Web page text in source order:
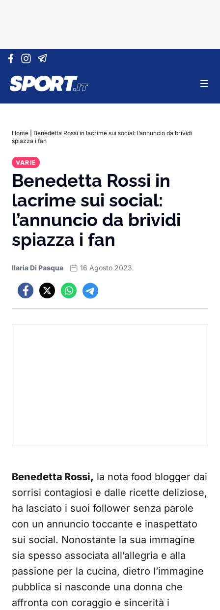
Vai al contenuto
Home
Benedetta Rossi in lacrime sui social: l’annuncio da brividi
spiazza i fan
VARIE
Benedetta Rossi in
lacrime sui social:
l’annuncio da brividi
spiazza i fan
Ilaria Di Pasqua 16 Agosto 2023
Benedetta Rossi, la nota food blogger dai
sorrisi contagiosi e dalle ricette deliziose,
ha lasciato i suoi follower senza parole
con un annuncio toccante e inaspettato
sui social. Nonostante la sua immagine
sia spesso associata all’allegria e alla
passione per la cucina, dietro l’immagine
pubblica si nasconde una donna che
affronta con coraggio e sincerità i